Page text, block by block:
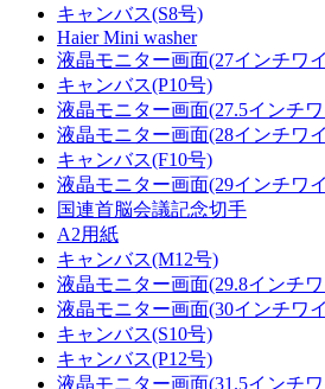
キャンバス(S8号)
Haier Mini washer
液晶モニター画面(27インチワ
キャンバス(P10号)
液晶モニター画面(27.5インチ
液晶モニター画面(28インチワ
キャンバス(F10号)
液晶モニター画面(29インチワ
国連首脳会議記念切手
A2用紙
キャンバス(M12号)
液晶モニター画面(29.8インチ
液晶モニター画面(30インチワ
キャンバス(S10号)
キャンバス(P12号)
液晶モニター画面(31.5インチ